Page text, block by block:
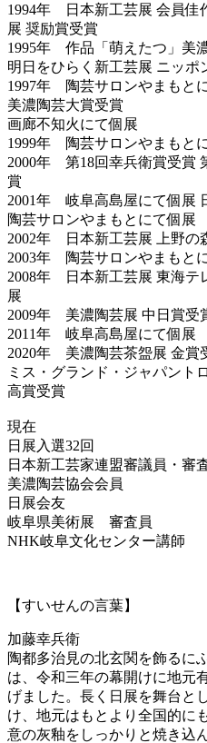
1994年 日本新工芸展 会員佳
展 奨励賞受賞
1995年 作品「萌えたつ」美
明日をひらく新工芸展 ニッポ
1997年 陶芸サロンやまもと
美濃陶芸大賞受賞
画廊不知火にて個展
1999年 陶芸サロンやまもと
2000年 第18回幸兵衛賞受賞
賞
2001年 岐阜高島屋にて個
陶芸サロンやまもとにて個展
2002年 日本新工芸展 上野の
2003年 陶芸サロンやまもと
2008年 日本新工芸展 東海テ
展
2009年 美濃陶芸展 中日賞受
2011年 岐阜高島屋にて個展
2020年 美濃陶芸茶盌展 金賞
ミス・グランド・ジャパント
高賞受賞
現在
日展入選32回
日本新工芸家連盟審議員・審
美濃陶芸協会会員
日展会友
岐阜県美術展 審査員
NHK岐阜文化センター講師
【すいせんの言葉】
加藤幸兵衛
陶都多治見の北玄関を飾るに
は、令和三年の幕開けに地元
げました。長く日展を舞台と
け、地元はもとより全国的に
意の灰釉をしっかりと焼き込